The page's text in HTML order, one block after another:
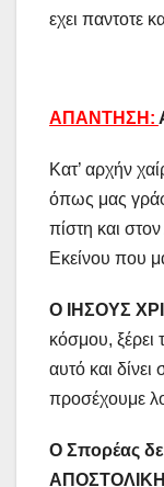
εχει παντοτε
ΑΠΑΝΤΗΣΗ:
Κατ’ αρχήν
όπως μας
πίστη και
Εκείνου που
Ο ΙΗΣΟΥΣ
κόσμου, ξέρει
αυτό και
προσέχουμε
Ο Σπορέας